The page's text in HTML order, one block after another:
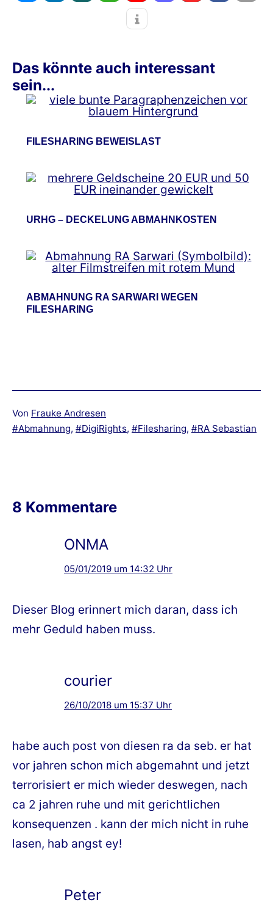
Das könnte auch interessant
sein...
FILESHARING BEWEISLAST
URHG – DECKELUNG ABMAHNKOSTEN
ABMAHNUNG RA SARWARI WEGEN
FILESHARING
Von Frauke Andresen
Verschlagwortet
Abmahnung, DigiRights, Filesharing, RA Sebastian
8 Kommentare
ONMA
05/01/2019 um 14:32 Uhr
Dieser Blog erinnert mich daran, dass ich
mehr Geduld haben muss.
courier
26/10/2018 um 15:37 Uhr
habe auch post von diesen ra da seb. er hat
vor jahren schon mich abgemahnt und jetzt
terrorisiert er mich wieder deswegen, nach
ca 2 jahren ruhe und mit gerichtlichen
konsequenzen . kann der mich nicht in ruhe
lasen, hab angst ey!
Peter